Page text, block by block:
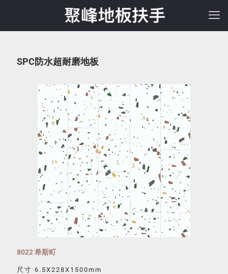
SPC防水超耐磨地板
8022 希斯町
尺寸 6.5X228X1500mm